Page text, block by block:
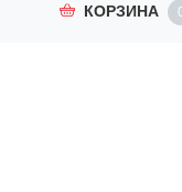
КОРЗИНА